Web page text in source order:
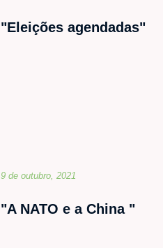
"Eleições agendadas"
9 de outubro, 2021
"A NATO e a China "